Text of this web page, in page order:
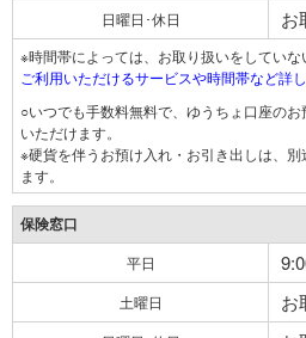
日曜日･休日 お
※時間帯によっては、お取り扱いをしていな
ご利用いただけるサービスや時間帯など詳
○いつでも手数料無料で、ゆうちょ口座の
いただけます。
※硬貨を伴うお預け入れ・お引き出しは、別
ます。
保険窓口
平日
土曜日 お